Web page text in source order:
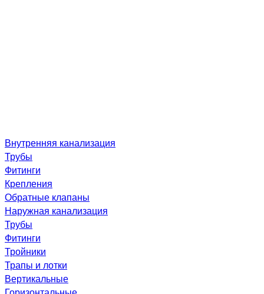
Внутренняя канализация
Трубы
Фитинги
Крепления
Обратные клапаны
Наружная канализация
Трубы
Фитинги
Тройники
Трапы и лотки
Вертикальные